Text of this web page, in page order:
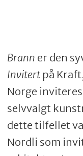
Brann er den
Invitertpå
Norge
selvvalgt
dette tilfellet
Nordli som